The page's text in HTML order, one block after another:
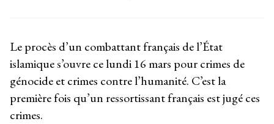
Le procès d’un combattant français de l’État
islamique s’ouvre ce lundi 16 mars pour crimes de
génocide et crimes contre l’humanité. C’est la
première fois qu’un ressortissant français est jugé ces
crimes.